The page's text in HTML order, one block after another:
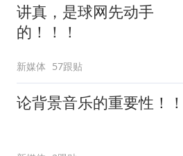
讲真，是球网先动手
的！！！
新媒体 57跟贴
论背景音乐的重要性！！